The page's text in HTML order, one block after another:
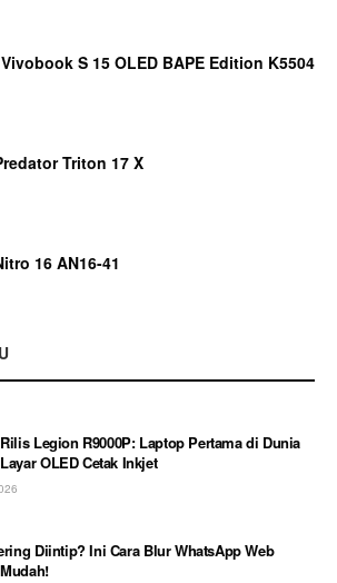
S 15 OLED BAPE Edition K5504
Triton 17 X
16 AN16-41
Legion R9000P: Laptop Pertama di Dunia
OLED Cetak Inkjet
Diintip? Ini Cara Blur WhatsApp Web